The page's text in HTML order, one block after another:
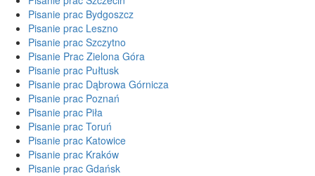
Pisanie prac Bydgoszcz
Pisanie prac Leszno
Pisanie prac Szczytno
Pisanie Prac Zielona Góra
Pisanie prac Pułtusk
Pisanie prac Dąbrowa Górnicza
Pisanie prac Poznań
Pisanie prac Piła
Pisanie prac Toruń
Pisanie prac Katowice
Pisanie prac Kraków
Pisanie prac Gdańsk